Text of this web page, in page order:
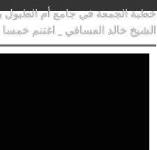
خطبة الجمعة في جامع أم الطبول
الشيخ خالد العسافي _ اغتنم